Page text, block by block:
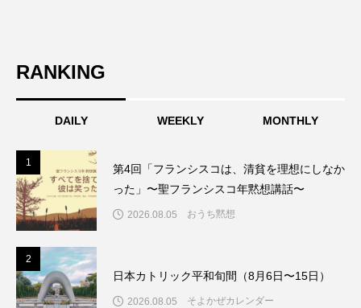
RANKING
DAILY WEEKLY MONTHLY
1
第4回「フランシスコは、清貧を理想にしなか
った」〜聖フランシスコ年黙想講話〜
2026.08.05 おうち黙想
2
日本カトリック平和旬間（8月6日〜15日）
2026.08.05 そよかぜカレンダー